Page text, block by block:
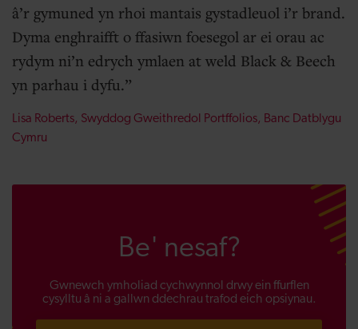
â’r gymuned yn rhoi mantais gystadleuol i’r brand.
Dyma enghraifft o ffasiwn foesegol ar ei orau ac
rydym ni’n edrych ymlaen at weld Black & Beech
yn parhau i dyfu.
Lisa Roberts, Swyddog Gweithredol Portffolios, Banc Datblygu
Cymru
Be' nesaf?
Gwnewch ymholiad cychwynnol drwy ein ffurflen
cysylltu â ni a gallwn ddechrau trafod eich opsiynau.